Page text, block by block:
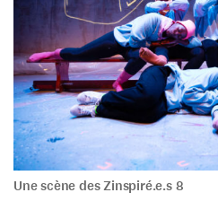
Une scène des Zinspiré.e.s 8